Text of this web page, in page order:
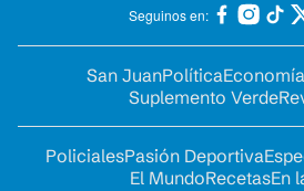
Seguinos en:
San JuanPolíticaEconomía
Suplemento Verde
PolicialesPasión Deportiva
El MundoRecetasEn